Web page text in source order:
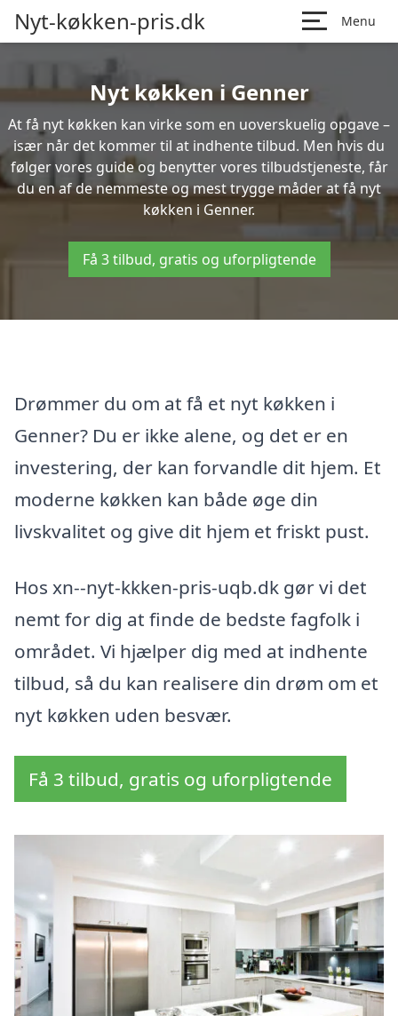
Nyt-køkken-pris.dk Menu
Nyt køkken i Genner
At få nyt køkken kan virke som en uoverskuelig opgave –
især når det kommer til at indhente tilbud. Men hvis du
følger vores guide og benytter vores tilbudstjeneste, får
du en af de nemmeste og mest trygge måder at få nyt
køkken i Genner.
Få 3 tilbud, gratis og uforpligtende
Drømmer du om at få et nyt køkken i
Genner? Du er ikke alene, og det er en
investering, der kan forvandle dit hjem. Et
moderne køkken kan både øge din
livskvalitet og give dit hjem et friskt pust.
Hos xn--nyt-kkken-pris-uqb.dk gør vi det
nemt for dig at finde de bedste fagfolk i
området. Vi hjælper dig med at indhente
tilbud, så du kan realisere din drøm om et
nyt køkken uden besvær.
Få 3 tilbud, gratis og uforpligtende